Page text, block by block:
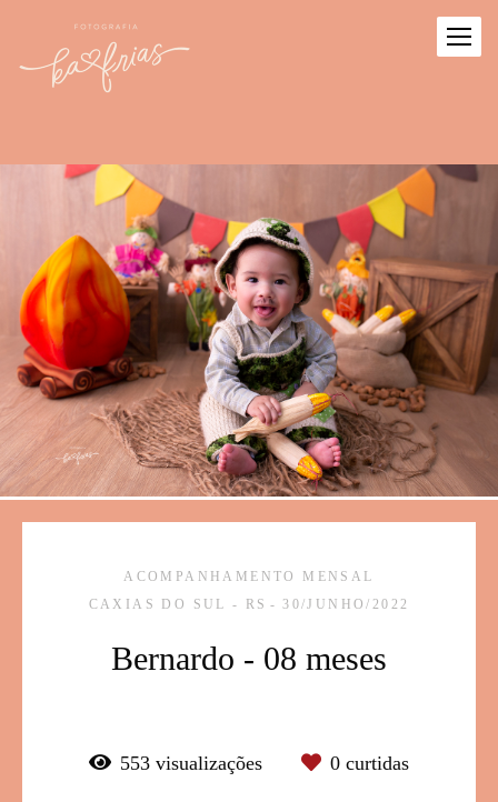
ACOMPANHAMENTO MENSAL
CAXIAS DO SUL - RS
30/JUNHO/2022
Bernardo - 08 meses
553 visualizações 0 curtidas